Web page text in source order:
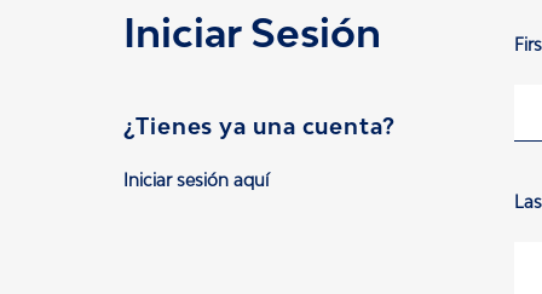
Iniciar Sesión
¿Tienes ya una cuenta?
Iniciar sesión aquí